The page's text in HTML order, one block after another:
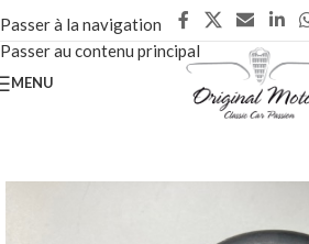
Passer à la navigation
Passer au contenu principal
MENU